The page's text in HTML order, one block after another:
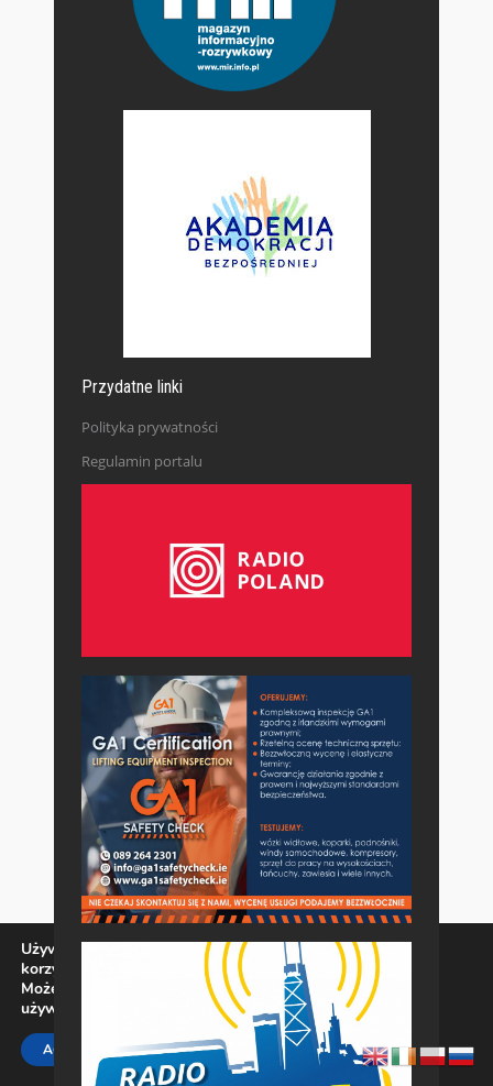
Używamy ciasteczek, aby zapewnić najlepszą jakość
korzystania z naszej witryny.
Możesz dowiedzieć się więcej o tym, jakich ciasteczek
używamy, lub wyłączyć je wustawieniach
ACCEPT REJECT SETTINGS Zamknij panel
Przydatne linki
Polityka prywatności
Regulamin portalu